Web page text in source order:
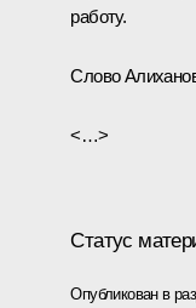
работу.
Слово
<…>
Статус
Опубликован в